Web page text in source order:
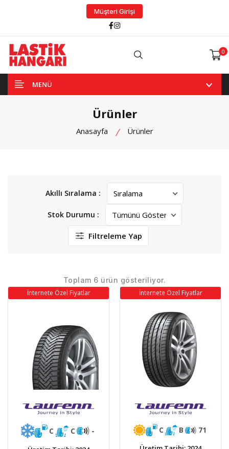
Müşteri Girişi
Facebook
Instagram
0
MENÜ
Ürünler
Anasayfa Ürünler
Akıllı Sıralama :
Stok Durumu :
Filtreleme Yap
Toplam 6 ürün gösteriliyor.
İnternete Özel Fiyatlar
C C -
İnternete Özel Fiyatlar
C B 71